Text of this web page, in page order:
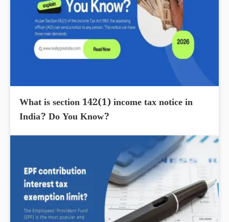
What is section 142(1) income tax notice in
India? Do You Know?